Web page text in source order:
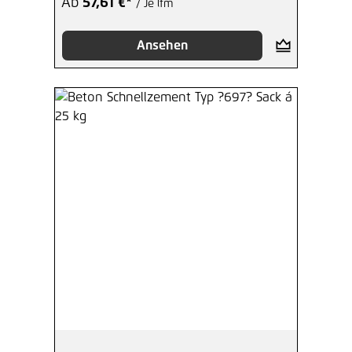
Ab 57,61 €* / Je lfm
Ansehen